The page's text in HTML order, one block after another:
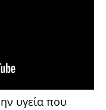
υγεία που